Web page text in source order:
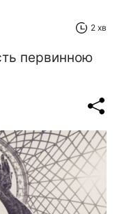
2 хв
первинною